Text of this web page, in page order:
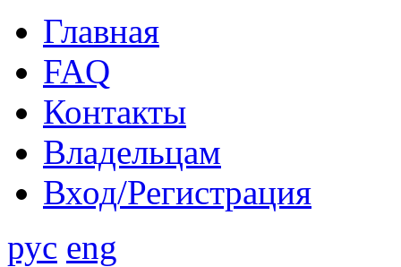
Главная
FAQ
Контакты
Владельцам
Вход/Регистрация
рус eng